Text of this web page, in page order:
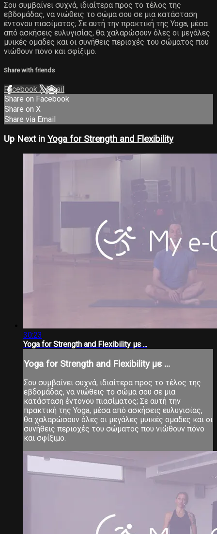
Σου συμβαίνει συχνά, ιδιαίτερα προς το τέλος της
εβδομάδας, να νιώθεις το σώμα σου σε μια κατάσταση
έντονου πιασίματος; Σε αυτή την πρακτική της Yoga, μέσα
από ασκήσεις ευλυγισίας, θα χαλαρώσουν όλες οι μεγάλες
μυικές ομαδες και οι συνήθεις περιοχές του σώματος που
νιώθουν πόνο και σφίξιμο.
Share with friends
Facebook XEmail
Share on Facebook
Share on X
Share via Email
Up Next in Yoga for Strength and Flexibility
30:23
Yoga for Strength and Flexibility με ...
Yoga for Strength and Flexibility με ...
Σου συμβαίνει συχνά, ιδιαίτερα προς το τέλος της
εβδομάδας, να νιώθεις το σώμα σου σε μια
κατάσταση έντονου πιασίματος; Σε αυτή την
πρακτική της Yoga, μέσα από ασκήσεις ευλυγισίας,
θα χαλαρώσουν όλες οι μεγάλες μυικές ομαδες και οι
συνήθεις περιοχές του σώματος που νιώθουν πόνο
και σφίξιμο.